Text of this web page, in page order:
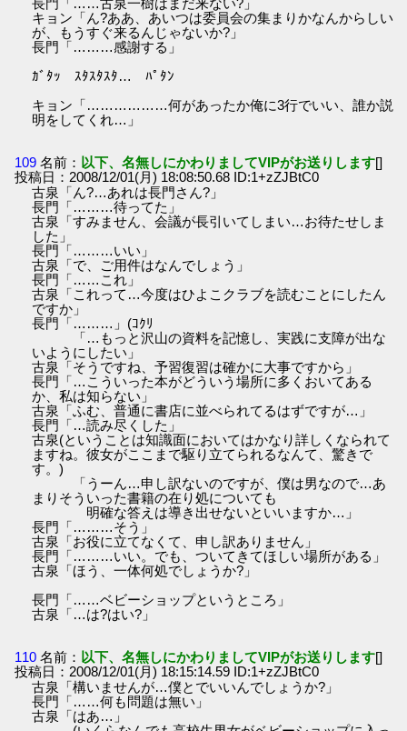
キョン「ん?ああ、あいつは委員会の集まりかなんからしい
が、もうすぐ来るんじゃないか?」
長門「………感謝する」
ｶﾞﾀｯ ｽﾀｽﾀｽﾀ… ﾊﾟﾀﾝ
キョン「………………何があったか俺に3行でいい、誰か説
明をしてくれ…」
109 名前： 以下、名無しにかわりましてVIPがお送りします[]
投稿日：2008/12/01(月) 18:08:50.68 ID:1+zZJBtC0
古泉「ん?…あれは長門さん?」
長門「………待ってた」
古泉「すみません、会議が長引いてしまい…お待たせしま
した」
長門「………いい」
古泉「で、ご用件はなんでしょう」
長門「……これ」
古泉「これって…今度はひよこクラブを読むことにしたん
ですか」
長門「………」(ｺｸﾘ
「…もっと沢山の資料を記憶し、実践に支障が出な
いようにしたい」
古泉「そうですね、予習復習は確かに大事ですから」
長門「…こういった本がどういう場所に多くおいてある
か、私は知らない」
古泉「ふむ、普通に書店に並べられてるはずですが…」
長門「…読み尽くした」
古泉(ということは知識面においてはかなり詳しくなられて
ますね。彼女がここまで駆り立てられるなんて、驚きで
す。)
「うーん…申し訳ないのですが、僕は男なので…あ
まりそういった書籍の在り処についても
明確な答えは導き出せないといいますか…」
長門「………そう」
古泉「お役に立てなくて、申し訳ありません」
長門「………いい。でも、ついてきてほしい場所がある」
古泉「ほう、一体何処でしょうか?」
長門「……ベビーショップというところ」
古泉「…は?はい?」
110 名前： 以下、名無しにかわりましてVIPがお送りします[]
投稿日：2008/12/01(月) 18:15:14.59 ID:1+zZJBtC0
古泉「構いませんが…僕とでいいんでしょうか?」
長門「……何も問題は無い」
古泉「はあ…」